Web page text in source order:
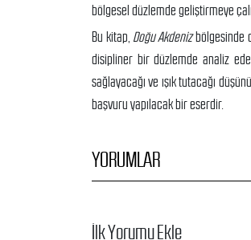
bölgesel düzlemde geliştirmeye
Bu kitap, Doğu Akdenizbölgesinde
disipliner bir düzlemde analiz
sağlayacağı ve ışık tutacağı
başvuru yapılacak bir eserdir.
YORUMLAR
İlk Yorumu Ekle